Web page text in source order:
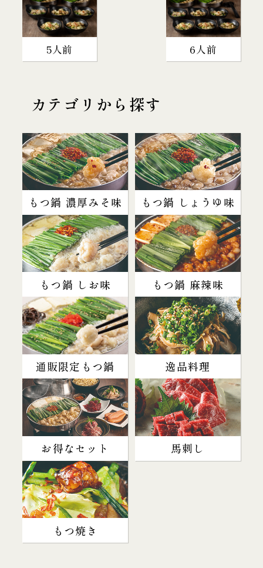
5人前 6人前
カテゴリから探す
もつ鍋 濃厚みそ味 もつ鍋 しょうゆ味
もつ鍋 しお味 もつ鍋 麻辣味
通販限定もつ鍋 逸品料理
お得なセット 馬刺し
もつ焼き